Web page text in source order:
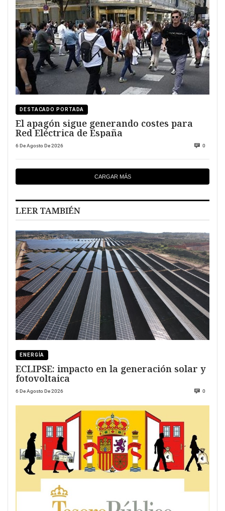
DESTACADO PORTADA
El apagón sigue generando costes para
Red Eléctrica de España
6 De Agosto De 2026 0
CARGAR MÁS
LEER TAMBIÉN
ENERGÍA
ECLIPSE: impacto en la generación solar y
fotovoltaica
6 De Agosto De 2026 0